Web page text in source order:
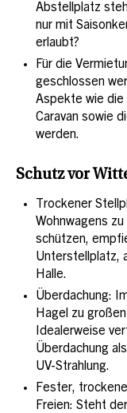
Abstellplatz
nur mit
erlaubt?
Für die
geschlossen
Aspekte wie die
Caravan sowie
werden.
Schutz vor
Trockener
Wohnwagens
schützen,
Unterstellplatz,
Halle.
Überdachung:
Hagel zu
Idealerweise
Überdachung
UV-Strahlung.
Fester,
Freien: Steht